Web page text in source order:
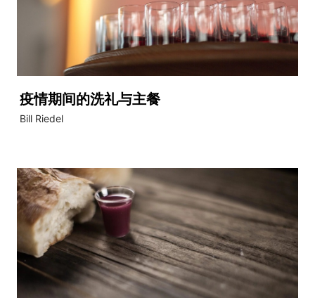
疫情期间的洗礼与主餐
Bill Riedel